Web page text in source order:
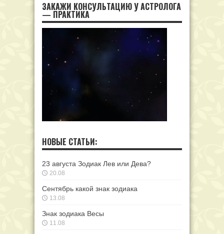
ЗАКАЖИ КОНСУЛЬТАЦИЮ У АСТРОЛОГА
— ПРАКТИКА
НОВЫЕ СТАТЬИ:
23 августа Зодиак Лев или Дева?
20.08
Сентябрь какой знак зодиака
13.08
Знак зодиака Весы
11.08